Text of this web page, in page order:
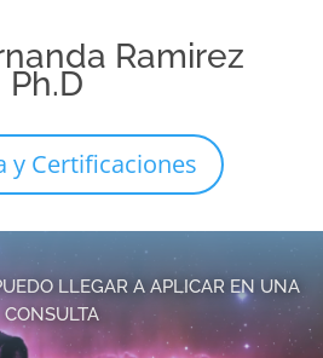
Ramirez
Ph.D
y Certificaciones
LLEGAR A APLICAR EN UNA
CONSULTA